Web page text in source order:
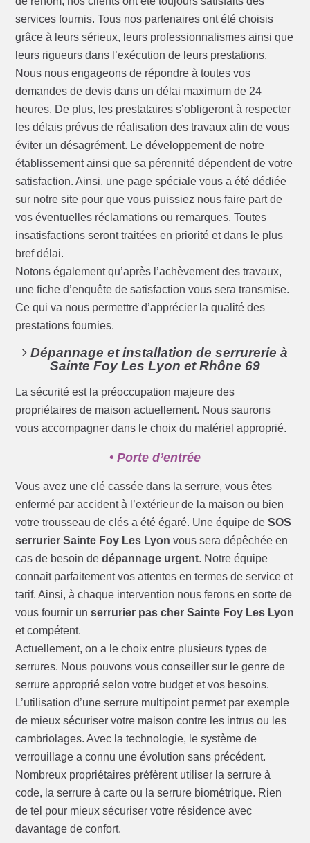
services fournis. Tous nos partenaires ont été choisis
grâce à leurs sérieux, leurs professionnalismes ainsi que
leurs rigueurs dans l’exécution de leurs prestations.
Nous nous engageons de répondre à toutes vos
demandes de devis dans un délai maximum de 24
heures. De plus, les prestataires s’obligeront à respecter
les délais prévus de réalisation des travaux afin de vous
éviter un désagrément. Le développement de notre
établissement ainsi que sa pérennité dépendent de votre
satisfaction. Ainsi, une page spéciale vous a été dédiée
sur notre site pour que vous puissiez nous faire part de
vos éventuelles réclamations ou remarques. Toutes
insatisfactions seront traitées en priorité et dans le plus
bref délai.
Notons également qu’après l’achèvement des travaux,
une fiche d’enquête de satisfaction vous sera transmise.
Ce qui va nous permettre d’apprécier la qualité des
prestations fournies.
Dépannage et installation de serrurerie à
Sainte Foy Les Lyon et Rhône 69
La sécurité est la préoccupation majeure des
propriétaires de maison actuellement. Nous saurons
vous accompagner dans le choix du matériel approprié.
• Porte d’entrée
Vous avez une clé cassée dans la serrure, vous êtes
enfermé par accident à l’extérieur de la maison ou bien
votre trousseau de clés a été égaré. Une équipe deSOS
serrurier Sainte Foy Les Lyon vous sera dépêchée en
cas de besoin dedépannage urgent. Notre équipe
connait parfaitement vos attentes en termes de service et
tarif. Ainsi, à chaque intervention nous ferons en sorte de
vous fournir unserrurier pas cher Sainte Foy Les Lyon
et compétent.
Actuellement, on a le choix entre plusieurs types de
serrures. Nous pouvons vous conseiller sur le genre de
serrure approprié selon votre budget et vos besoins.
L’utilisation d’une serrure multipoint permet par exemple
de mieux sécuriser votre maison contre les intrus ou les
cambriolages. Avec la technologie, le système de
verrouillage a connu une évolution sans précédent.
Nombreux propriétaires préfèrent utiliser la serrure à
code, la serrure à carte ou la serrure biométrique. Rien
de tel pour mieux sécuriser votre résidence avec
davantage de confort.